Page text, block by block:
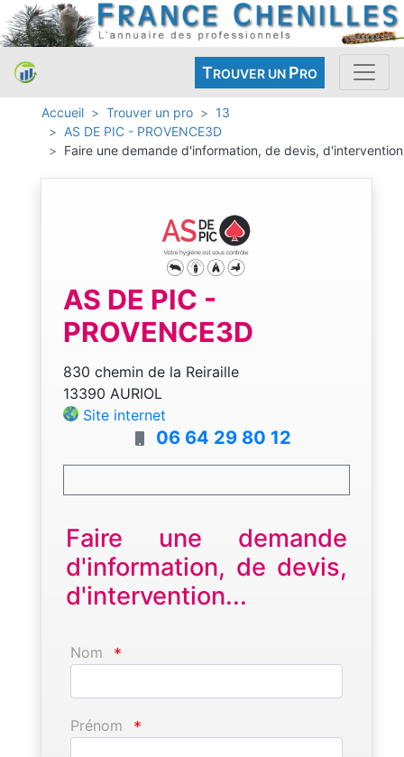
TROUVER UN PRO
Accueil Trouver un pro
13
AS DE PIC - PROVENCE3D
Faire une demande d'information, de devis, d'intervention
AS DE PIC -
PROVENCE3D
830 chemin de la Reiraille
13390 AURIOL
Site internet
06 64 29 80 12
Faire une demande
d'information, de devis,
d'intervention...
Nom *
Prénom *